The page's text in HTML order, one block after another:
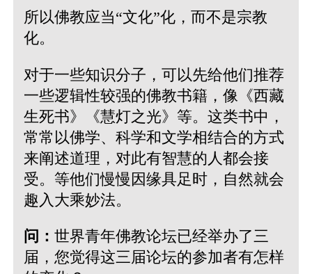
所以佛教应当“文化”化，而不是宗教
化。
对于一些知识分子，可以先给他们推荐
一些逻辑性较强的佛教书籍，像《西藏
生死书》《慧灯之光》等。这类书中，
常常以佛学、科学和文学相结合的方式
来阐述道理，对此有智慧的人都会接
受。等他们慢慢因缘具足时，自然就会
趣入大乘妙法。
问： 世界青年佛教论坛已经举办了三
届，您觉得这三届论坛的参加者有怎样